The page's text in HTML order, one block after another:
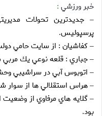
خبر ورزشي :
–جديدترين تحولات
پرسپوليس.
– كفاشيان : از سايت حامي
– جباري : قلعه نوعي يك
– اتوبوس آبي در سراشيبي
– هراس استقلالي ها از سوار
–گلايه هاي مرفاوي از
بود.